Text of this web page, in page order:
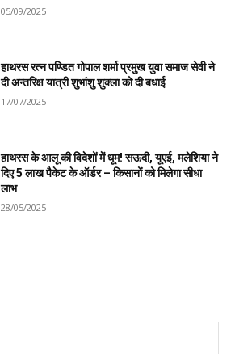
05/09/2025
हाथरस रत्न पण्डित गोपाल शर्मा प्रमुख युवा समाज सेवी ने
दी अन्तरिक्ष यात्री शुभांशु शुक्ला को दी बधाई
17/07/2025
हाथरस के आलू की विदेशों में धूम! सऊदी, यूएई, मलेशिया ने
दिए 5 लाख पैकेट के ऑर्डर – किसानों को मिलेगा सीधा
लाभ
28/05/2025